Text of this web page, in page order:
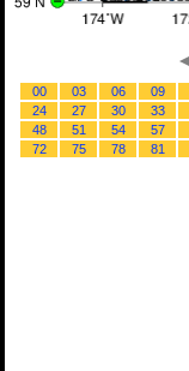
00 03 06 09
24
27 30 33
48
51 54 57
72
75 78 81